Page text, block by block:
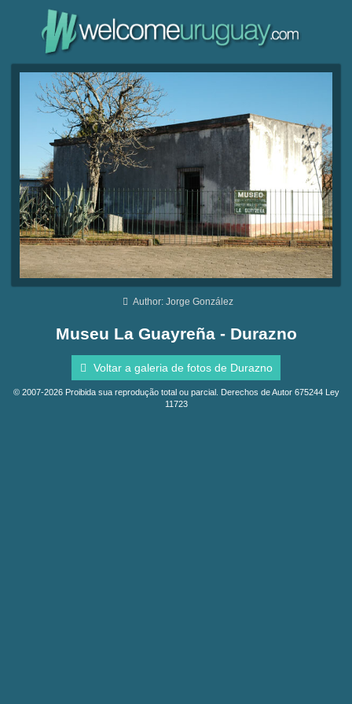
Author: Jorge González
Museu La Guayreña - Durazno
Voltar a galeria de fotos de Durazno
© 2007-2026 Proibida sua reprodução total ou parcial. Derechos de Autor 675244 Ley
11723